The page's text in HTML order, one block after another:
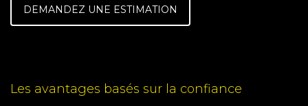
DEMANDEZ UNE ESTIMATION
Les avantages basés sur la confiance